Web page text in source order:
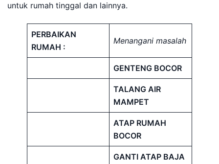
untuk rumah tinggal dan lainnya.
PERBAIKAN
RUMAH :
Menangani masalah
GENTENG BOCOR
TALANG AIR
MAMPET
ATAP RUMAH
BOCOR
GANTI ATAP BAJA